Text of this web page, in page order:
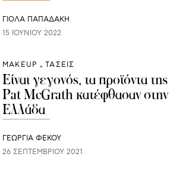
ΓΙΌΛΑ ΠΑΠΑΔΆΚΗ
15 ΙΟΥΝΊΟΥ 2022
ΜAKEUP ΤΑΣΕΙΣ
Είναι γεγονός, τα προϊόντα της
Pat McGrath κατέφθασαν στην
Ελλάδα
ΓΕΩΡΓΙΑ ΦΕΚΟΥ
26 ΣΕΠΤΕΜΒΡΊΟΥ 2021